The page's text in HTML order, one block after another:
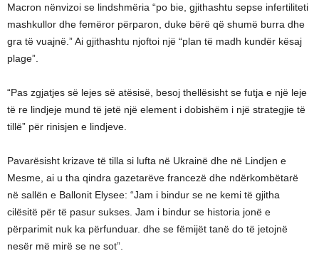
Macron nënvizoi se lindshmëria “po bie, gjithashtu sepse infertiliteti
mashkullor dhe femëror përparon, duke bërë që shumë burra dhe
gra të vuajnë.” Ai gjithashtu njoftoi një “plan të madh kundër kësaj
plage”.
“Pas zgjatjes së lejes së atësisë, besoj thellësisht se futja e një leje
të re lindjeje mund të jetë një element i dobishëm i një strategjie të
tillë” për rinisjen e lindjeve.
Pavarësisht krizave të tilla si lufta në Ukrainë dhe në Lindjen e
Mesme, ai u tha qindra gazetarëve francezë dhe ndërkombëtarë
në sallën e Ballonit Elysee: “Jam i bindur se ne kemi të gjitha
cilësitë për të pasur sukses. Jam i bindur se historia jonë e
përparimit nuk ka përfunduar. dhe se fëmijët tanë do të jetojnë
nesër më mirë se ne sot”.